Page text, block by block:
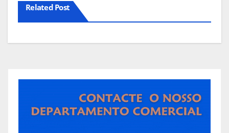
Related Post